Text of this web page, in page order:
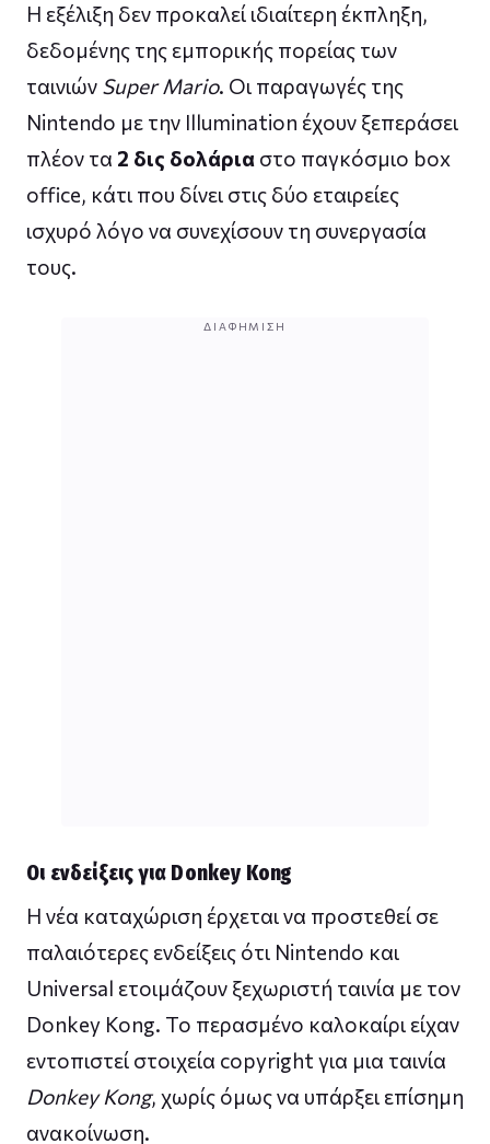
Η εξέλιξη δεν προκαλεί ιδιαίτερη έκπληξη,
δεδομένης της εμπορικής πορείας των
ταινιών Super Mario. Οι παραγωγές της
Nintendo με την Illumination έχουν ξεπεράσει
πλέον τα 2 δις δολάρια στο παγκόσμιο box
office, κάτι που δίνει στις δύο εταιρείες
ισχυρό λόγο να συνεχίσουν τη συνεργασία
τους.
ΔΙΑΦΉΜΙΣΗ
Οι ενδείξεις για Donkey Kong
Η νέα καταχώριση έρχεται να προστεθεί σε
παλαιότερες ενδείξεις ότι Nintendo και
Universal ετοιμάζουν ξεχωριστή ταινία με τον
Donkey Kong. Το περασμένο καλοκαίρι είχαν
εντοπιστεί στοιχεία copyright για μια ταινία
Donkey Kong, χωρίς όμως να υπάρξει επίσημη
ανακοίνωση.